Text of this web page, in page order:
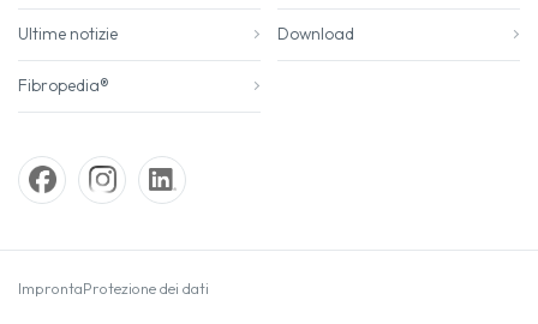
Ultime notizie Download
Fibropedia®
ImprontaProtezione dei dati